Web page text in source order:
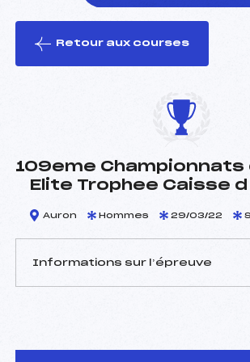
le ski
Retour aux courses
109eme Championnats
Elite Trophee Caisse
Auron Hommes 29/03/22
Informations sur l’épreuve
Arbitre :
MARTIN